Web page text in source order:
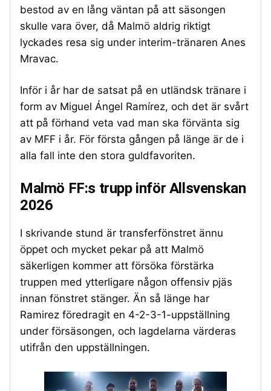
bestod av en lång väntan på att säsongen
skulle vara över, då Malmö aldrig riktigt
lyckades resa sig under interim-tränaren Anes
Mravac.
Inför i år har de satsat på en utländsk tränare i
form av Miguel Ángel Ramírez, och det är svårt
att på förhand veta vad man ska förvänta sig
av MFF i år. För första gången på länge är de i
alla fall inte den stora guldfavoriten.
Malmö FF:s trupp inför Allsvenskan
2026
I skrivande stund är transferfönstret ännu
öppet och mycket pekar på att Malmö
säkerligen kommer att försöka förstärka
truppen med ytterligare någon offensiv pjäs
innan fönstret stänger. Än så länge har
Ramirez föredragit en 4-2-3-1-uppställning
under försäsongen, och lagdelarna värderas
utifrån den uppställningen.